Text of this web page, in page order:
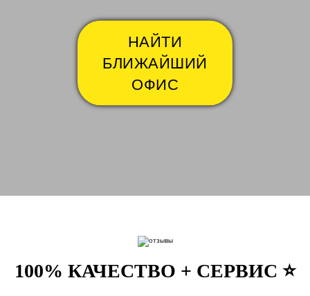
НАЙТИ
БЛИЖАЙШИЙ
ОФИС
100% КАЧЕСТВО + СЕРВИС ⭐️